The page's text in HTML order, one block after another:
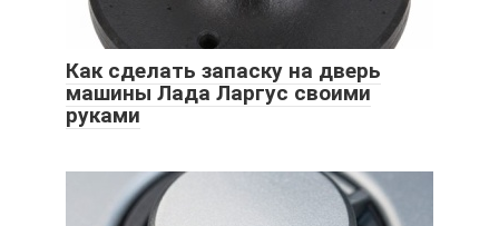
Как сделать запаску на дверь
машины Лада Ларгус своими
руками